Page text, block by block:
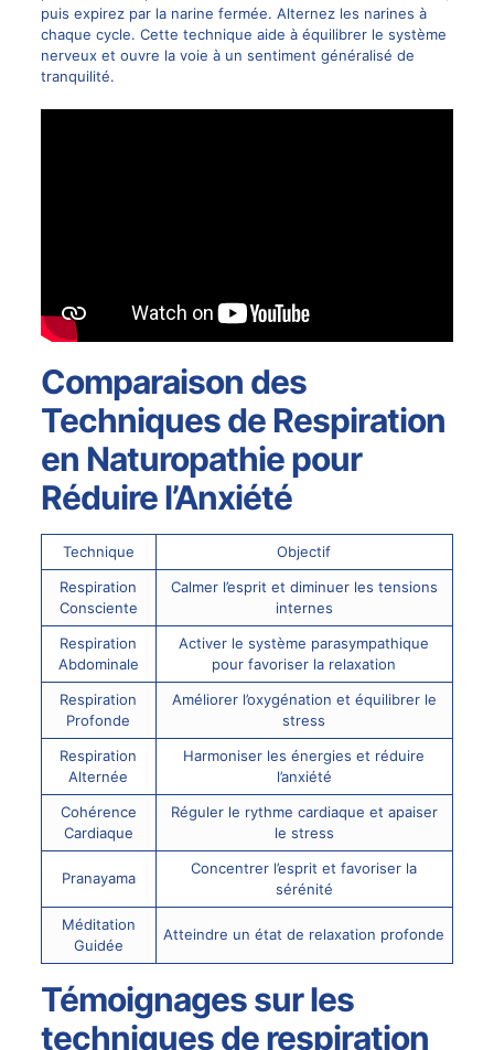
puis expirez par la narine fermée. Alternez les narines à
chaque cycle. Cette technique aide à équilibrer le système
nerveux et ouvre la voie à un sentiment généralisé de
tranquilité.
Comparaison des
Techniques de Respiration
en Naturopathie pour
Réduire l’Anxiété
Technique
Objectif
Respiration
Consciente
Calmer l’esprit et diminuer les tensions
internes
Respiration
Abdominale
Activer le système parasympathique
pour favoriser la relaxation
Respiration
Profonde
Améliorer l’oxygénation et équilibrer le
stress
Respiration
Alternée
Harmoniser les énergies et réduire
l’anxiété
Cohérence
Cardiaque
Réguler le rythme cardiaque et apaiser
le stress
Pranayama
Concentrer l’esprit et favoriser la
sérénité
Méditation
Guidée
Atteindre un état de relaxation profonde
Témoignages sur les
techniques de respiration